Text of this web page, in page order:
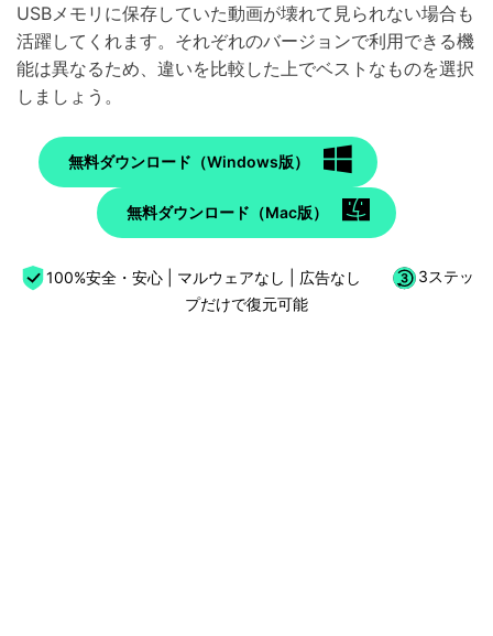
USBメモリに保存していた動画が壊れて見られない場合も
活躍してくれます。それぞれのバージョンで利用できる機
能は異なるため、違いを比較した上でベストなものを選択
しましょう。
無料ダウンロード（Windows版）
無料ダウンロード（Mac版）
100%安全・安心 | マルウェアなし | 広告なし
3ステッ
プだけで復元可能